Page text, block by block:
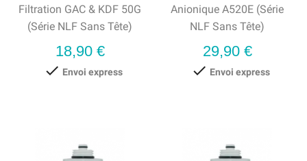
Filtration GAC & KDF 50G
(série NLF Sans Tête)
Prix
18,90 €
 Envoi express
Anionique A520E (série
NLF Sans Tête)
Prix
29,90 €
 Envoi express